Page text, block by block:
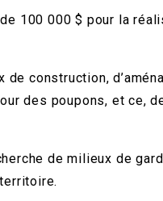
100 000 $ pour la
construction,
des poupons, et ce,
de milieux de